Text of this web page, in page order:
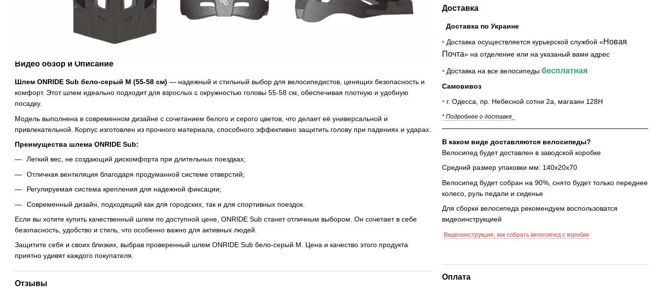
Видео обзор и Описание
Шлем ONRIDE Sub бело-серый M (55-58 см) — надежный и стильный выбор для велосипедистов, ценящих безопасность и
комфорт. Этот шлем идеально подходит для взрослых с окружностью головы 55-58 см, обеспечивая плотную и удобную
посадку.
Модель выполнена в современном дизайне с сочетанием белого и серого цветов, что делает её универсальной и
привлекательной. Корпус изготовлен из прочного материала, способного эффективно защитить голову при падениях и ударах.
Преимущества шлема ONRIDE Sub:
Легкий вес, не создающий дискомфорта при длительных поездках;
Отличная вентиляция благодаря продуманной системе отверстий;
Регулируемая система крепления для надежной фиксации;
Современный дизайн, подходящий как для городских, так и для спортивных поездок.
Если вы хотите купить качественный шлем по доступной цене, ONRIDE Sub станет отличным выбором. Он сочетает в себе
безопасность, удобство и стиль, что особенно важно для активных людей.
Защитите себя и своих близких, выбрав проверенный шлем ONRIDE Sub бело-серый M. Цена и качество этого продукта
приятно удивят каждого покупателя.
Отзывы
Доставка
Доставка по Украине
• Доставка осуществляется курьерской службой «Новая
Почта» на отделение или на указаный вами адрес
• Доставка на все велосипеды бесплатная
Самовивоз
• г. Одесса, пр. Небесной сотни 2а, магазин 128Н
* Подробнее о доставке_
В каком виде доставляются велосипеды?
Велосипед будет доставлен в заводской коробке
Средний размер упаковки мм: 140х20х70
Велосипед будет собран на 90%, снято будет только переднее
колесо, руль педали и сиденье
Для сборки велосипеда рекомендуем воспользоватся
видеоинструкцией
Видеоинструкция, как собрать велосипед с коробки
Оплата